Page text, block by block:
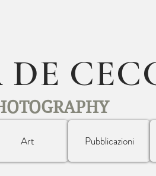
Art Pubblicazioni